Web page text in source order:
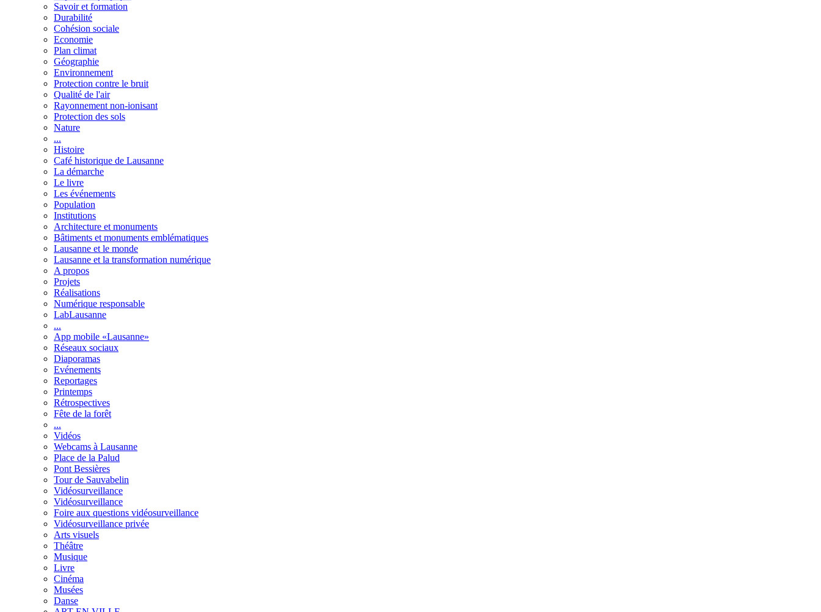
Savoir et formation
Durabilité
Cohésion sociale
Economie
Plan climat
Géographie
Environnement
Protection contre le bruit
Qualité de l'air
Rayonnement non-ionisant
Protection des sols
Nature
...
Histoire
Café historique de Lausanne
La démarche
Le livre
Les événements
Population
Institutions
Architecture et monuments
Bâtiments et monuments emblématiques
Lausanne et le monde
Lausanne et la transformation numérique
A propos
Projets
Réalisations
Numérique responsable
LabLausanne
...
App mobile «Lausanne»
Réseaux sociaux
Diaporamas
Evénements
Reportages
Printemps
Rétrospectives
Fête de la forêt
...
Vidéos
Webcams à Lausanne
Place de la Palud
Pont Bessières
Tour de Sauvabelin
Vidéosurveillance
Vidéosurveillance
Foire aux questions vidéosurveillance
Vidéosurveillance privée
Arts visuels
Théâtre
Musique
Livre
Cinéma
Musées
Danse